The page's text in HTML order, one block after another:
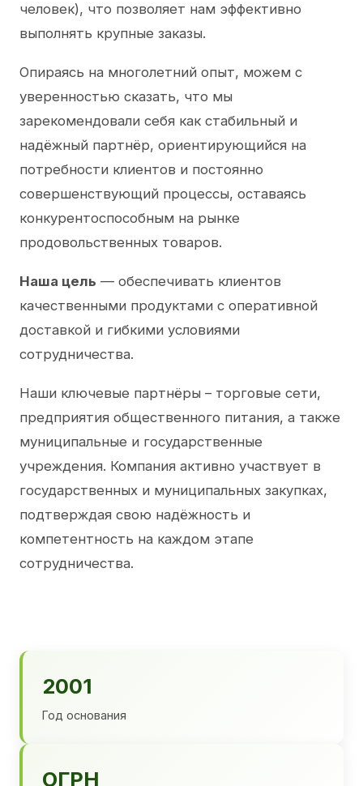
человек), что позволяет нам эффективно
выполнять крупные заказы.
Опираясь на многолетний опыт, можем с
уверенностью сказать, что мы
зарекомендовали себя как стабильный и
надёжный партнёр, ориентирующийся на
потребности клиентов и постоянно
совершенствующий процессы, оставаясь
конкурентоспособным на рынке
продовольственных товаров.
Наша цель — обеспечивать клиентов
качественными продуктами с оперативной
доставкой и гибкими условиями
сотрудничества.
Наши ключевые партнёры – торговые сети,
предприятия общественного питания, а также
муниципальные и государственные
учреждения. Компания активно участвует в
государственных и муниципальных закупках,
подтверждая свою надёжность и
компетентность на каждом этапе
сотрудничества.
2001
Год основания
ОГРН